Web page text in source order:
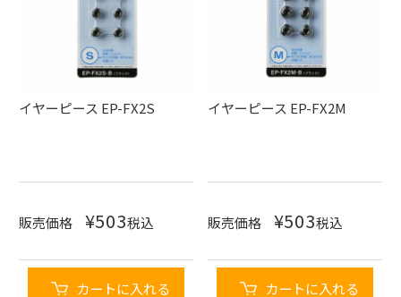
イヤーピース EP-FX2S
販売価格 ¥503税込
カートに入れる
イヤーピース EP-FX2M
販売価格 ¥503税込
カートに入れる